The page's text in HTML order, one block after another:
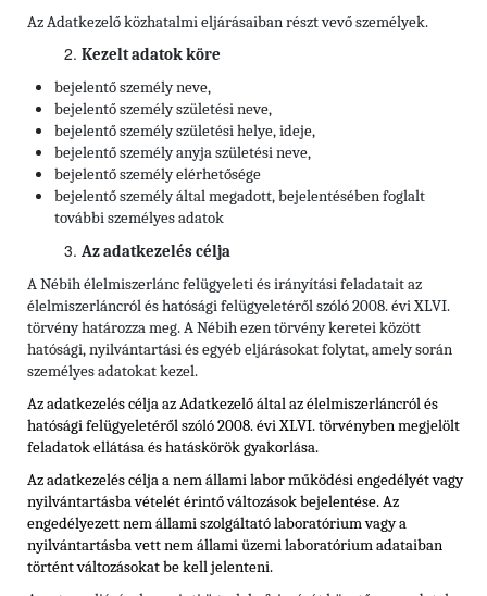
Az Adatkezelő közhatalmi eljárásaiban részt vevő személyek.
Kezelt adatok köre
bejelentő személy neve,
bejelentő személy születési neve,
bejelentő személy születési helye, ideje,
bejelentő személy anyja születési neve,
bejelentő személy elérhetősége
bejelentő személy által megadott, bejelentésében foglalt
további személyes adatok
Az adatkezelés célja
A Nébih élelmiszerlánc felügyeleti és irányítási feladatait az
élelmiszerláncról és hatósági felügyeletéről szóló 2008. évi XLVI.
törvény határozza meg. A Nébih ezen törvény keretei között
hatósági, nyilvántartási és egyéb eljárásokat folytat, amely során
személyes adatokat kezel.
Az adatkezelés célja az Adatkezelő által az élelmiszerláncról és
hatósági felügyeletéről szóló 2008. évi XLVI. törvényben megjelölt
feladatok ellátása és hatáskörök gyakorlása.
Az adatkezelés célja a nem állami labor működési engedélyét vagy
nyilvántartásba vételét érintő változások bejelentése. Az
engedélyezett nem állami szolgáltató laboratórium vagy a
nyilvántartásba vett nem állami üzemi laboratórium adataiban
történt változásokat be kell jelenteni.